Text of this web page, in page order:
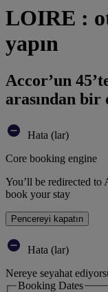
LOIRE :
yapın
Accor’un
arasından bir
Hata (lar)
Core booking engine
You’ll be redirected to
book your stay
Pencereyi kapatın
Hata (lar)
Nereye seyahat
Booking Dates